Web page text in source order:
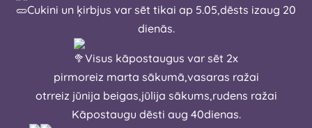
Cukini un ķirbjus var sēt tikai ap 5.05,dēsts izaug 20
dienās.
Visus kāpostaugus var sēt 2x
pirmoreiz marta sākumā,vasaras ražai
otrreiz jūnija beigas,jūlija sākums,rudens ražai
Kāpostaugu dēsti aug 40dienas.